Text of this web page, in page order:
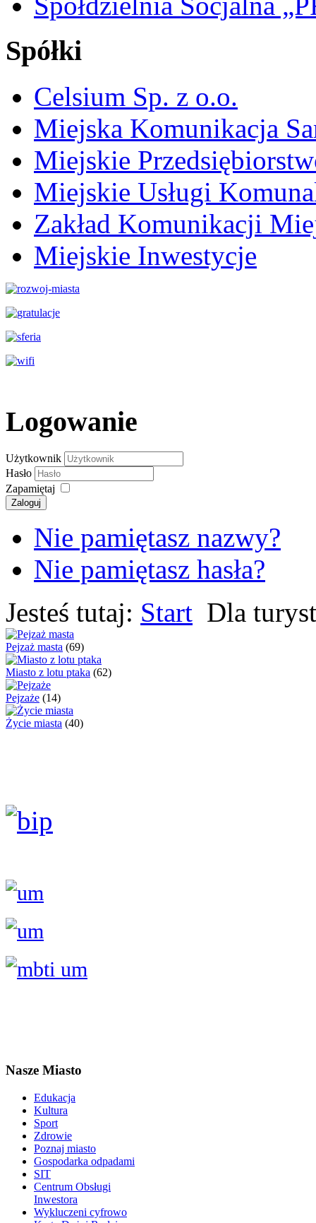
Spółki
Celsium Sp. z o.o.
Miejska Komunikacja
Miejskie
Miejskie Usługi
Zakład Komunikacji
Miejskie Inwestycje
Logowanie
Użytkownik
Hasło
Zapamiętaj
Zaloguj
Nie pamiętasz nazwy?
Nie pamiętasz hasła?
Jesteś tutaj: Start Dla
Pejzaż masta (69)
Miasto z lotu ptaka (62)
Pejzaże (14)
Życie miasta (40)
Nasze Miasto
Edukacja
Kultura
Sport
Zdrowie
Poznaj miasto
Gospodarka odpadami
SIT
Centrum Obsługi
Inwestora
Wykluczeni cyfrowo